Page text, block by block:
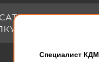
Специалист КДМ
НА